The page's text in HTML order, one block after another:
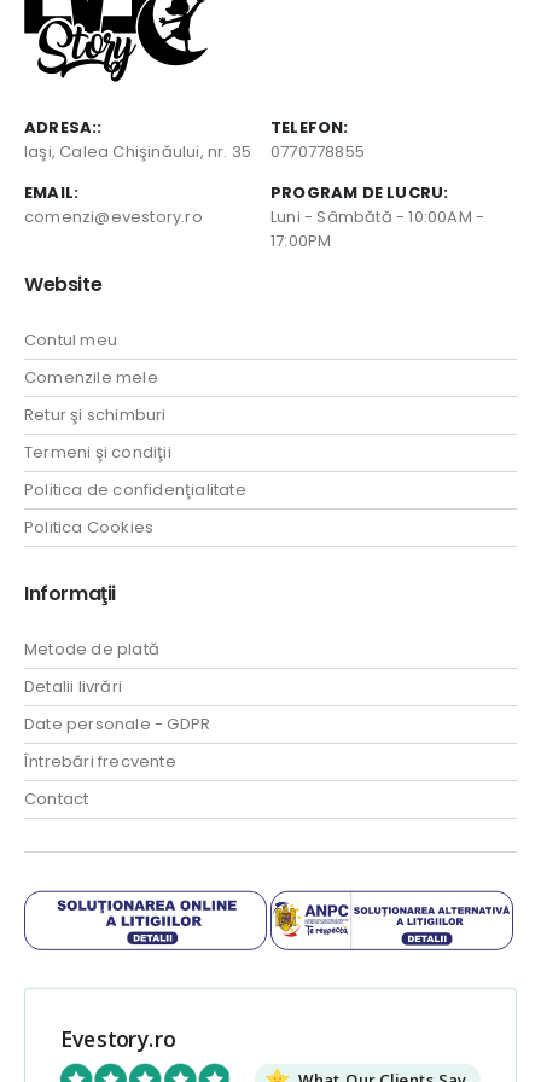
ADRESA::
Iaşi, Calea Chişinăului, nr. 35
TELEFON:
0770778855
EMAIL:
comenzi@evestory.ro
PROGRAM DE LUCRU:
Luni - Sâmbătă - 10:00AM -
17:00PM
Website
Contul meu
Comenzile mele
Retur şi schimburi
Termeni şi condiţii
Politica de confidenţialitate
Politica Cookies
Informaţii
Metode de plată
Detalii livrări
Date personale - GDPR
Întrebări frecvente
Contact
Evestory.ro